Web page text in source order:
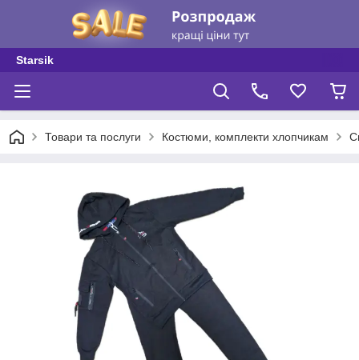
Starsik
Товари та послуги Костюми, комплекти хлопчикам